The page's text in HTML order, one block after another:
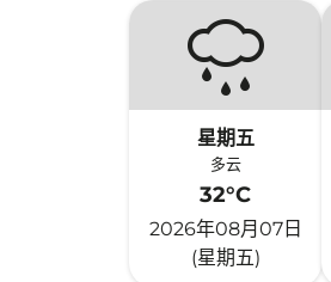
星期五
多云
32°C
2026年08月07日
(星期五)